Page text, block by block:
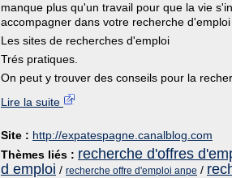
manque plus qu'un travail pour que la vie
accompagner dans votre recherche d'emploi
Les sites de recherches d'emploi
Trés pratiques.
On peut y trouver des conseils pour la
Lire la suite
Site : http://expatespagne.canalblog.com
Thèmes liés : recherche d'offres
d emploi / recherche offre d'emploi anpe /